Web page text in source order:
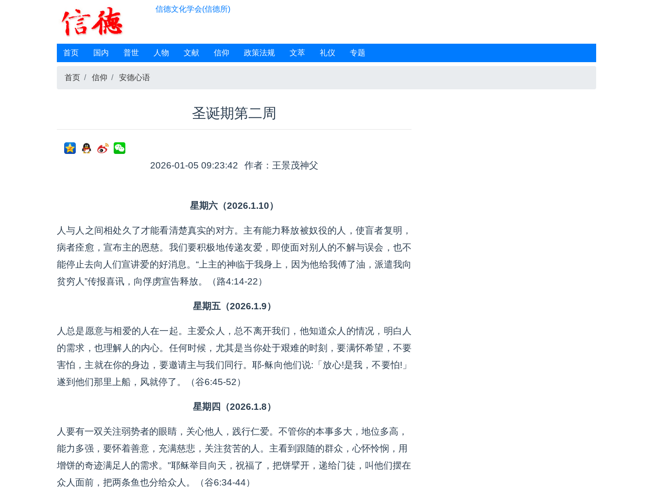
信德文化学会(信德所)
首页 国内 普世 人物 文献 信仰 政策法规 文萃 礼仪 专题
首页 信仰 安德心语
圣诞期第二周
2026-01-05 09:23:42 作者：王景茂神父
星期六（2026.1.10）
人与人之间相处久了才能看清楚真实的对方。主有能力释放被奴役的人，使盲者复明，
病者痊愈，宣布主的恩慈。我们要积极地传递友爱，即使面对别人的不解与误会，也不
能停止去向人们宣讲爱的好消息。“上主的神临于我身上，因为他给我傅了油，派遣我向
贫穷人”传报喜讯，向俘虏宣告释放。（路4:14-22）
星期五（2026.1.9）
人总是愿意与相爱的人在一起。主爱众人，总不离开我们，他知道众人的情况，明白人
的需求，也理解人的内心。任何时候，尤其是当你处于艰难的时刻，要满怀希望，不要
害怕，主就在你的身边，要邀请主与我们同行。耶-稣向他们说:「放心!是我，不要怕!」
遂到他们那里上船，风就停了。（谷6:45-52）
星期四（2026.1.8）
人要有一双关注弱势者的眼睛，关心他人，践行仁爱。不管你的本事多大，地位多高，
能力多强，要怀着善意，充满慈悲，关注贫苦的人。主看到跟随的群众，心怀怜悯，用
增饼的奇迹满足人的需求。"耶稣举目向天，祝福了，把饼擘开，递给门徒，叫他们摆在
众人面前，把两条鱼也分给众人。（谷6:34-44）